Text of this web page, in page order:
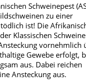
Schweinepest
zu einer
ist! Die
Klassischen
vornehmlich
Gewebe erfolgt,
aus. Dabei reichen
Ansteckung aus.